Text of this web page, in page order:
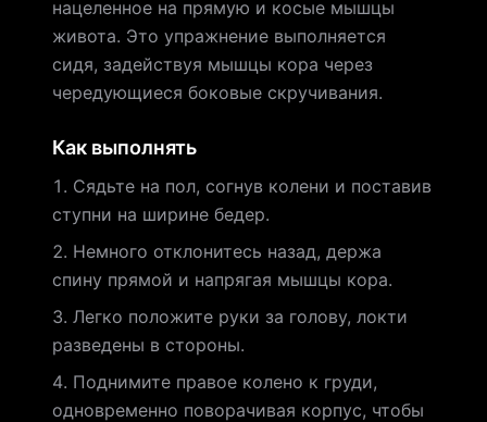
нацеленное на прямую и косые мышцы
живота. Это упражнение выполняется
сидя, задействуя мышцы кора через
чередующиеся боковые скручивания.
Как выполнять
Сядьте на пол, согнув колени и поставив
ступни на ширине бедер.
Немного отклонитесь назад, держа
спину прямой и напрягая мышцы кора.
Легко положите руки за голову, локти
разведены в стороны.
Поднимите правое колено к груди,
одновременно поворачивая корпус, чтобы